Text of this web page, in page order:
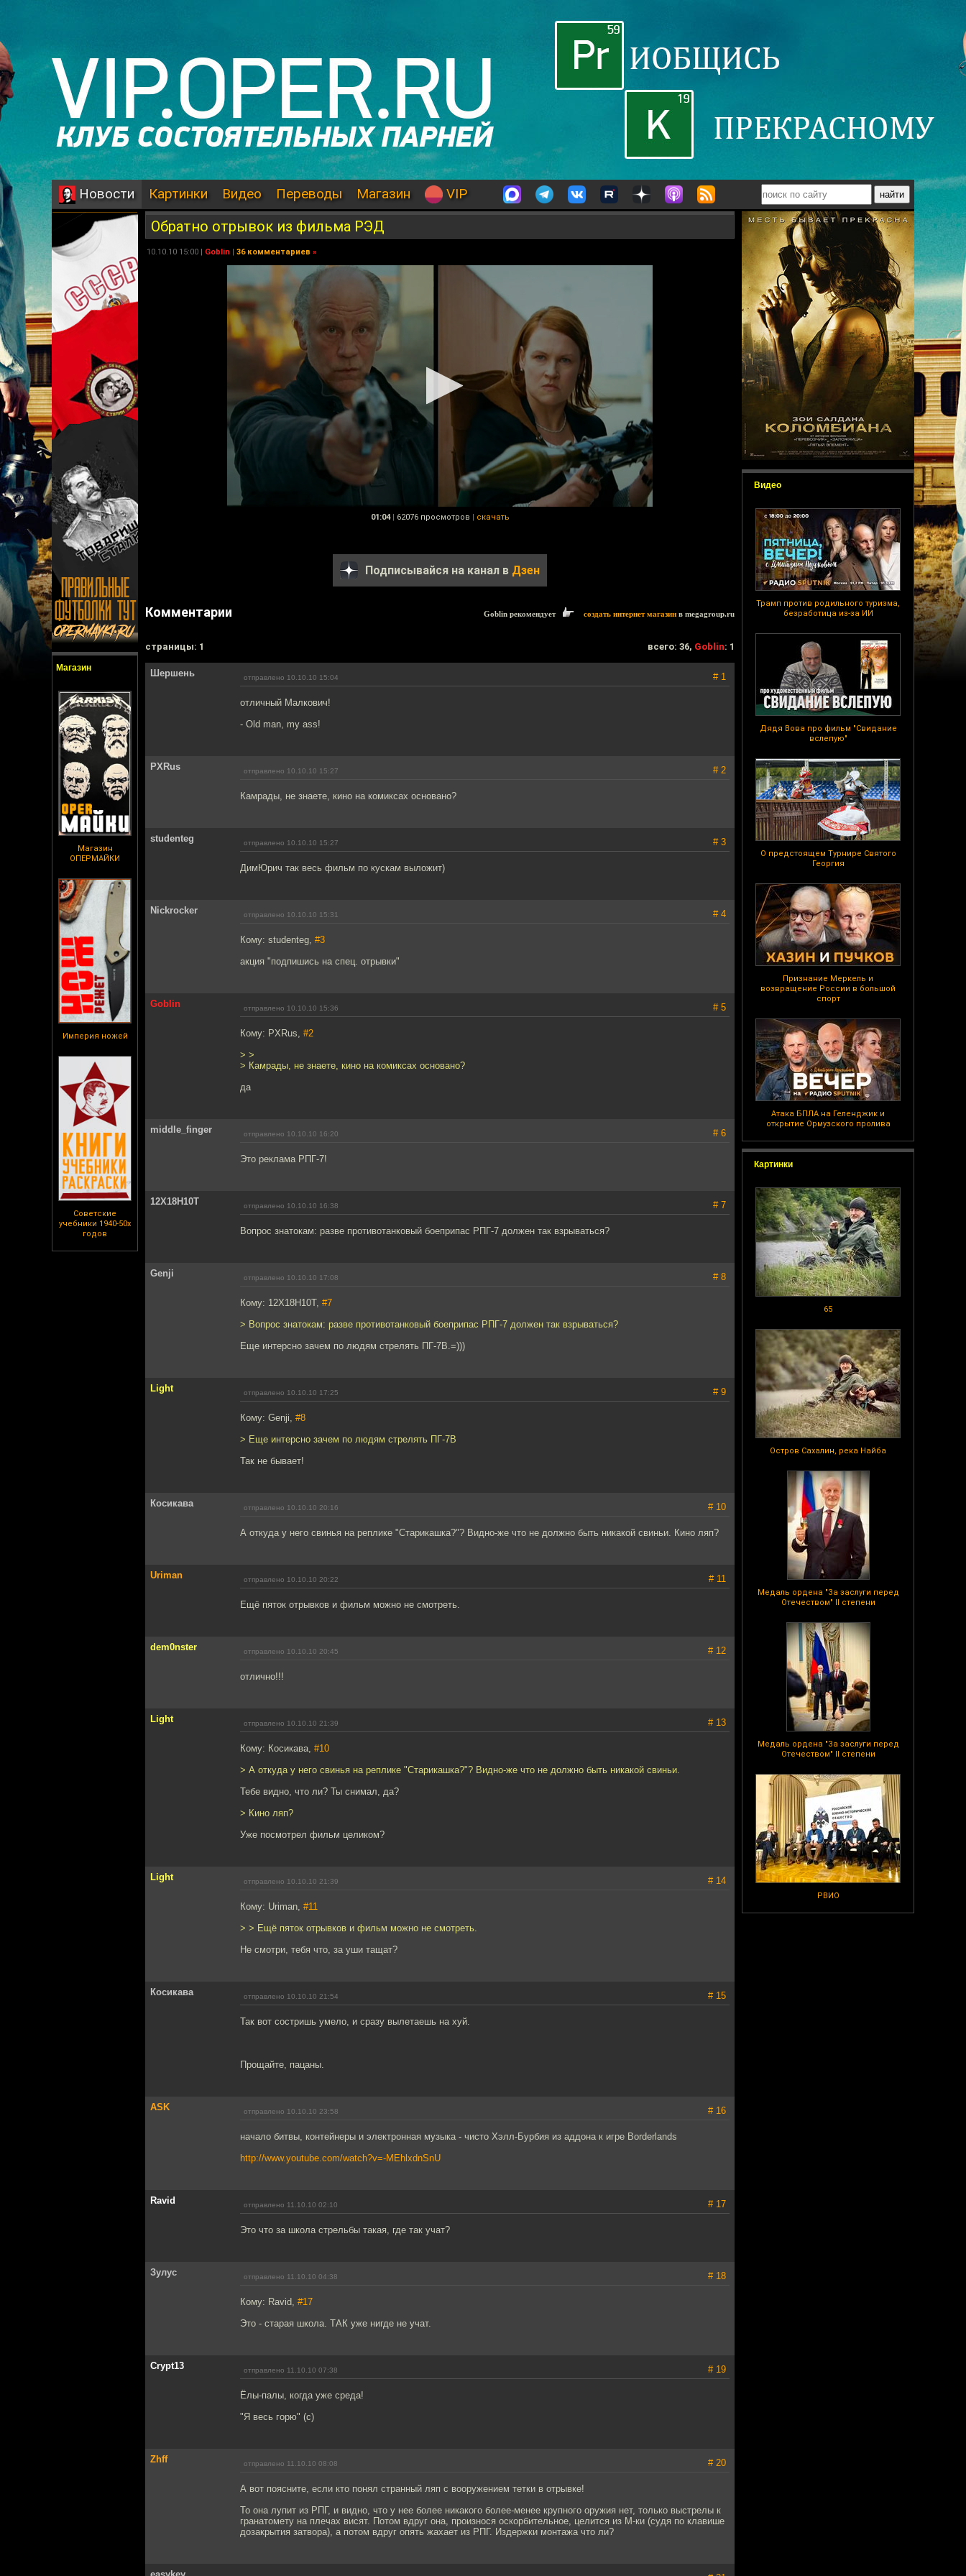
Новости Картинки Видео Переводы Магазин VIP
Магазин
Магазин
ОПЕРМАЙКИ
Империя ножей
Советские
учебники 1940-50х
годов
Видео
Трамп против родильного туризма,
безработица из-за ИИ
Дядя Вова про фильм "Свидание
вслепую"
О предстоящем Турнире Святого
Георгия
Признание Меркель и
возвращение России в большой
спорт
Атака БПЛА на Геленджик и
открытие Ормузского пролива
Картинки
65
Остров Сахалин, река Найба
Медаль ордена "За заслуги перед
Отечеством" II степени
Медаль ордена "За заслуги перед
Отечеством" II степени
РВИО
Обратно отрывок из фильма РЭД
10.10.10 15:00 | Goblin | 36 комментариев »
01:04 | 62076 просмотров | скачать
Подписывайся на канал в Дзен
Комментарии Goblin рекомендует создать интернет магазин в megagroup.ru
cтраницы: 1 всего: 36, Goblin: 1
Шершень отправлено 10.10.10 15:04 # 1
отличный Малкович!
- Old man, my ass!
PXRus отправлено 10.10.10 15:27 # 2
Камрады, не знаете, кино на комиксах основано?
studenteg отправлено 10.10.10 15:27 # 3
ДимЮрич так весь фильм по кускам выложит)
Nickrocker отправлено 10.10.10 15:31 # 4
Кому: studenteg, #3
акция "подпишись на спец. отрывки"
Goblin отправлено 10.10.10 15:36 # 5
Кому: PXRus, #2
> >
> Камрады, не знаете, кино на комиксах основано?
да
middle_finger отправлено 10.10.10 16:20 # 6
Это реклама РПГ-7!
12Х18Н10Т отправлено 10.10.10 16:38 # 7
Вопрос знатокам: разве противотанковый боеприпас РПГ-7 должен так взрываться?
Genji отправлено 10.10.10 17:08 # 8
Кому: 12Х18Н10Т, #7
> Вопрос знатокам: разве противотанковый боеприпас РПГ-7 должен так взрываться?
Еще интерсно зачем по людям стрелять ПГ-7В.=)))
Light отправлено 10.10.10 17:25 # 9
Кому: Genji, #8
> Еще интерсно зачем по людям стрелять ПГ-7В
Так не бывает!
Косикава отправлено 10.10.10 20:16 # 10
А откуда у него свинья на реплике "Старикашка?"? Видно-же что не должно быть никакой свиньи. Кино ляп?
Uriman отправлено 10.10.10 20:22 # 11
Ещё пяток отрывков и фильм можно не смотреть.
dem0nster отправлено 10.10.10 20:45 # 12
отлично!!!
Light отправлено 10.10.10 21:39 # 13
Кому: Косикава, #10
> А откуда у него свинья на реплике "Старикашка?"? Видно-же что не должно быть никакой свиньи.
Тебе видно, что ли? Ты снимал, да?
> Кино ляп?
Уже посмотрел фильм целиком?
Light отправлено 10.10.10 21:39 # 14
Кому: Uriman, #11
> > Ещё пяток отрывков и фильм можно не смотреть.
Не смотри, тебя что, за уши тащат?
Косикава отправлено 10.10.10 21:54 # 15
Так вот состришь умело, и сразу вылетаешь на хуй.
Прощайте, пацаны.
ASK отправлено 10.10.10 23:58 # 16
начало битвы, контейнеры и электронная музыка - чисто Хэлл-Бурбия из аддона к игре Borderlands
http://www.youtube.com/watch?v=-MEhlxdnSnU
Ravid отправлено 11.10.10 02:10 # 17
Это что за школа стрельбы такая, где так учат?
Зулуc отправлено 11.10.10 04:38 # 18
Кому: Ravid, #17
Это - старая школа. ТАК уже нигде не учат.
Crypt13 отправлено 11.10.10 07:38 # 19
Ёлы-палы, когда уже среда!
"Я весь горю" (с)
Zhff отправлено 11.10.10 08:08 # 20
А вот поясните, если кто понял странный ляп с вооружением тетки в отрывке!
То она лупит из РПГ, и видно, что у нее более никакого более-менее крупного оружия нет, только выстрелы к
гранатомету на плечах висят. Потом вдруг она, произнося оскорбительное, целится из М-ки (судя по клавише
дозакрытия затвора), а потом вдруг опять жахает из РПГ. Издержки монтажа что ли?